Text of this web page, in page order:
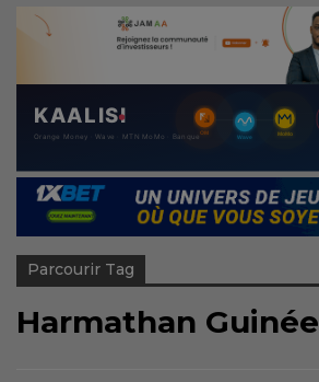
Parcourir Tag
Harmathan Guinée